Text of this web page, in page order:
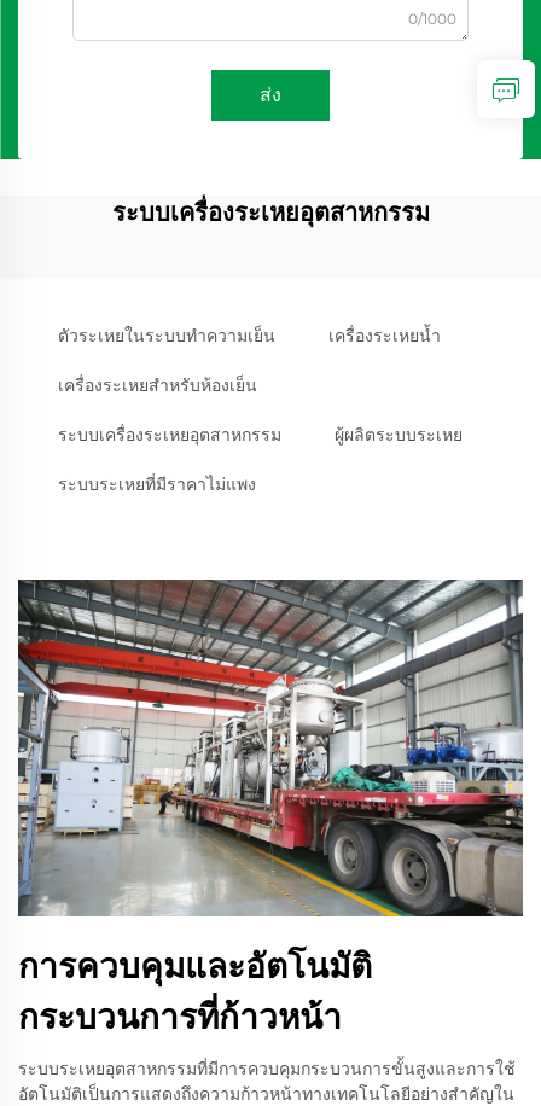
0/1000
ส่ง
ระบบเครื่องระเหยอุตสาหกรรม
ตัวระเหยในระบบทำความเย็น เครื่องระเหยน้ำ
เครื่องระเหยสำหรับห้องเย็น
ระบบเครื่องระเหยอุตสาหกรรม ผู้ผลิตระบบระเหย
ระบบระเหยที่มีราคาไม่แพง
การควบคุมและอัตโนมัติ
กระบวนการที่ก้าวหน้า
ระบบระเหยอุตสาหกรรมที่มีการควบคุมกระบวนการขั้นสูงและการใช้
อัตโนมัติเป็นการแสดงถึงความก้าวหน้าทางเทคโนโลยีอย่างสำคัญใน